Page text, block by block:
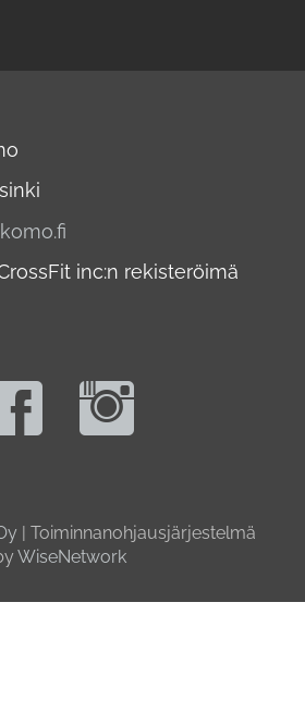
inc:n rekisteröimä
| Toiminnanohjausjärjestelmä
WiseNetwork